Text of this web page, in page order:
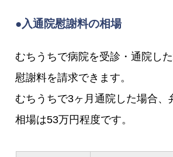
●入通院慰謝料の相場
むちうちで病院を受診・通院し
慰謝料を請求できます。
むちうちで3ヶ月通院した場合、
相場は53万円程度です。